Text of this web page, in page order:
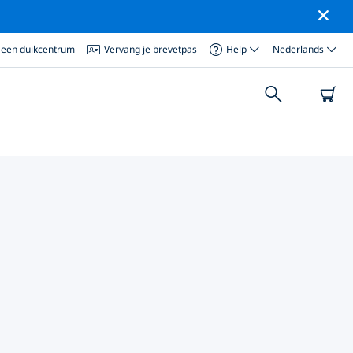
duikcentrum Vervang je brevetpas Help Nederlands